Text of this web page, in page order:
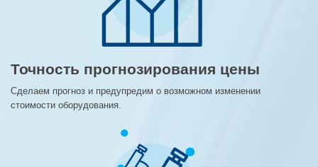
Точность прогнозирования цены
Сделаем прогноз и предупредим о возможном изменении
стоимости оборудования.